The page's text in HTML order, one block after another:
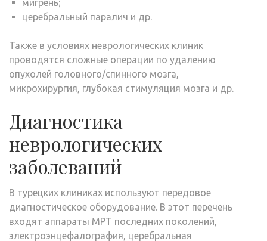
мигрень;
церебральный паралич и др.
Также в условиях неврологических клиник
проводятся сложные операции по удалению
опухолей головного/спинного мозга,
микрохирургия, глубокая стимуляция мозга и др.
Диагностика
неврологических
заболеваний
В турецких клиниках используют передовое
диагностическое оборудование. В этот перечень
входят аппараты МРТ последних поколений,
электроэнцефалография, церебральная